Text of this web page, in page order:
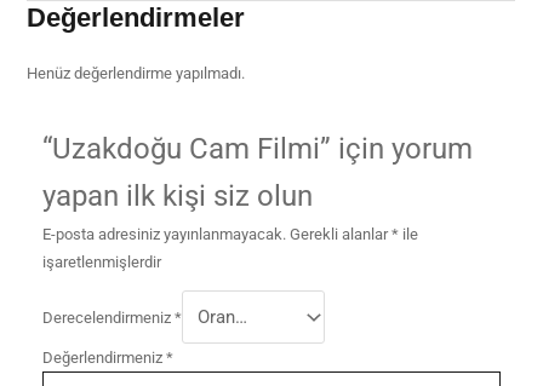
Değerlendirmeler
Henüz değerlendirme yapılmadı.
“Uzakdoğu Cam Filmi” için yorum
yapan ilk kişi siz olun
E-posta adresiniz yayınlanmayacak. Gerekli alanlar* ile
işaretlenmişlerdir
Derecelendirmeniz*
Değerlendirmeniz*